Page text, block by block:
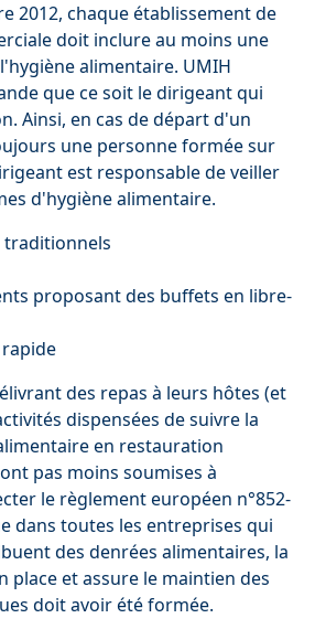
2012, chaque établissement de
doit inclure au moins une
alimentaire. UMIH
que ce soit le dirigeant qui
Ainsi, en cas de départ d'un
une personne formée sur
est responsable de veiller
d'hygiène alimentaire.
traditionnels
proposant des buffets en libre-
des repas à leurs hôtes (et
dispensées de suivre la
en restauration
pas moins soumises à
le règlement européen n°852-
dans toutes les entreprises qui
des denrées alimentaires, la
place et assure le maintien des
doit avoir été formée.